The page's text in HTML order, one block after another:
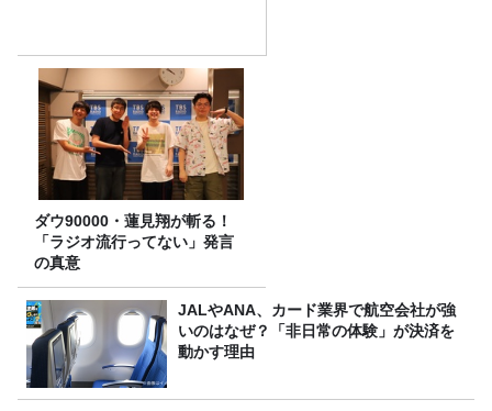
ダウ90000・蓮見翔が斬る！
「ラジオ流行ってない」発言
の真意
JALやANA、カード業界で航空会社が強
いのはなぜ？「非日常の体験」が決済を
動かす理由